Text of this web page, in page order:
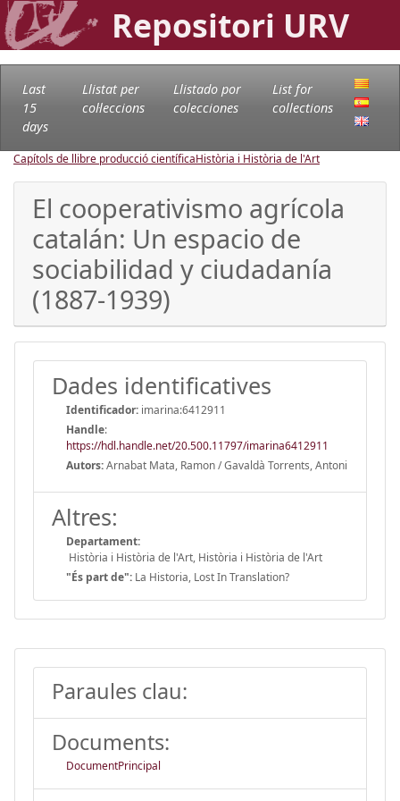
Repositori URV
Last
15
days
Llistat per
col·leccions
Llistado por
colecciones
List for
collections
Capítols de llibre producció científicaHistòria i Història de l'Art
El cooperativismo agrícola
catalán: Un espacio de
sociabilidad y ciudadanía
(1887-1939)
Dades identificatives
Identificador: imarina:6412911
Handle:
https://hdl.handle.net/20.500.11797/imarina6412911
Autors:Arnabat Mata, Ramon / Gavaldà Torrents, Antoni
Altres:
Departament:
Història i Història de l'Art, Història i Història de l'Art
"És part de": La Historia, Lost In Translation?
Paraules clau:
Documents:
DocumentPrincipal